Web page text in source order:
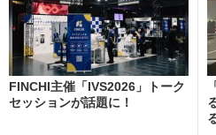
FINCHI主催「IVS2026」トーク
セッションが話題に！